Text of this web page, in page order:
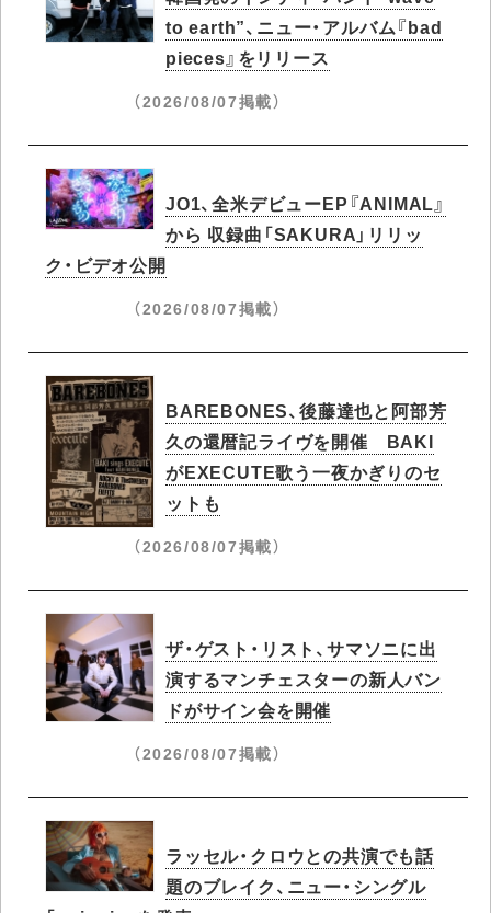
to earth”、ニュー・アルバム『bad
pieces』をリリース
（2026/08/07掲載）
JO1、全米デビューEP『ANIMAL』
から 収録曲「SAKURA」リリッ
ク・ビデオ公開
（2026/08/07掲載）
BAREBONES、後藤達也と阿部芳
久の還暦記ライヴを開催 BAKI
がEXECUTE歌う一夜かぎりのセ
ットも
（2026/08/07掲載）
ザ・ゲスト・リスト、サマソニに出
演するマンチェスターの新人バン
ドがサイン会を開催
（2026/08/07掲載）
ラッセル・クロウとの共演でも話
題のブレイク、ニュー・シングル